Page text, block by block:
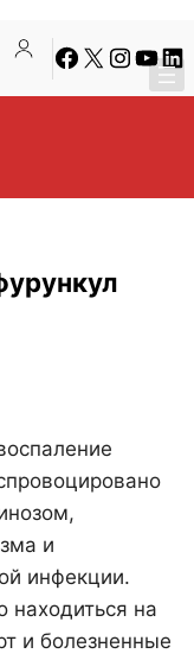
Facebook
X Instagram
и
инфекции.
на
и болезненные